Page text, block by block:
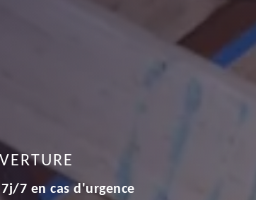
7 en cas d'urgence